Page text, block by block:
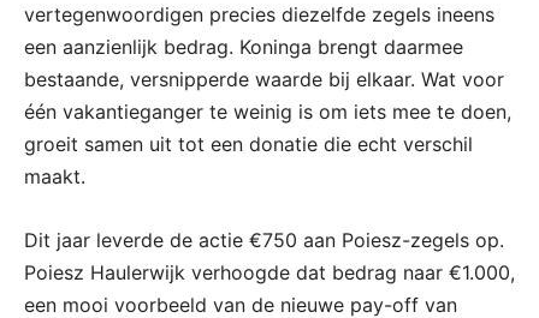
vertegenwoordigen precies diezelfde zegels ineens
een aanzienlijk bedrag. Koninga brengt daarmee
bestaande, versnipperde waarde bij elkaar. Wat voor
één vakantieganger te weinig is om iets mee te doen,
groeit samen uit tot een donatie die echt verschil
maakt.
Dit jaar leverde de actie €750 aan Poiesz-zegels op.
Poiesz Haulerwijk verhoogde dat bedrag naar €1.000,
een mooi voorbeeld van de nieuwe pay-off van